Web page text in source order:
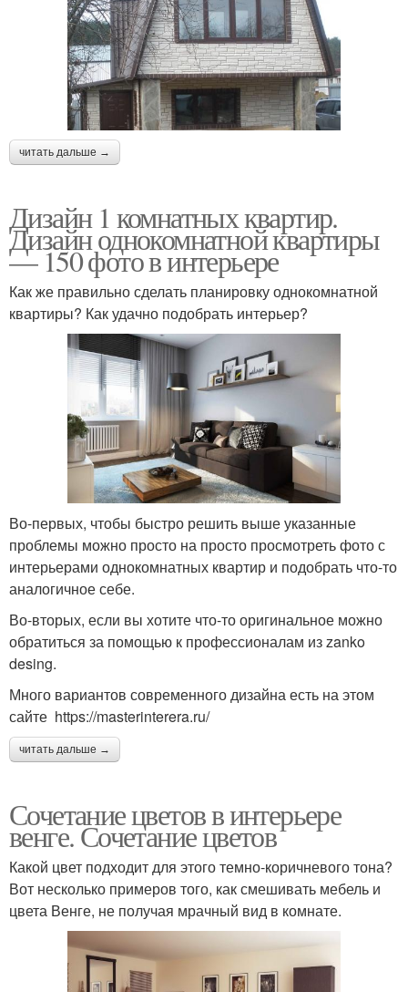
читать дальше →
Дизайн 1 комнатных квартир.
Дизайн однокомнатной квартиры
— 150 фото в интерьере
Как же правильно сделать планировку однокомнатной
квартиры? Как удачно подобрать интерьер?
Во-первых, чтобы быстро решить выше указанные
проблемы можно просто на просто просмотреть фото с
интерьерами однокомнатных квартир и подобрать что-то
аналогичное себе.
Во-вторых, если вы хотите что-то оригинальное можно
обратиться за помощью к профессионалам из zanko
desing.
Много вариантов современного дизайна есть на этом
сайте https://masterinterera.ru/
читать дальше →
Сочетание цветов в интерьере
венге. Сочетание цветов
Какой цвет подходит для этого темно-коричневого тона?
Вот несколько примеров того, как смешивать мебель и
цвета Венге, не получая мрачный вид в комнате.